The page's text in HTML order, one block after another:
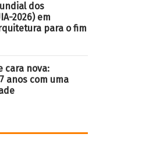
dos
2026) em
para o fim
cara nova:
anos com uma